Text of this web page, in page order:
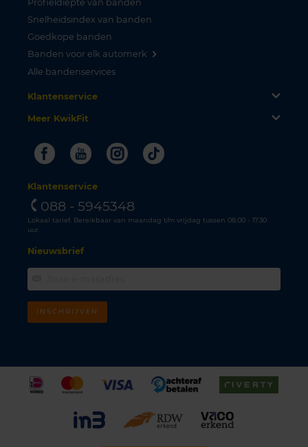
Profieldiepte van banden
Snelheidsindex van banden
Goedkope banden
Banden voor elk automerk
Alle bandenservices
Klantenservice
Meer KwikFit
FacebookYoutubeInstagram
Tiktok
Klantenservice
088 - 5945348
Lokaal tarief. Bereikbaar van maandag t/m vrijdag tussen 08.00 - 17.30
uur.
Nieuwsbrief
INSCHRIJVEN